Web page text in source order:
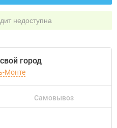
недоступна
город
Монте
Самовывоз